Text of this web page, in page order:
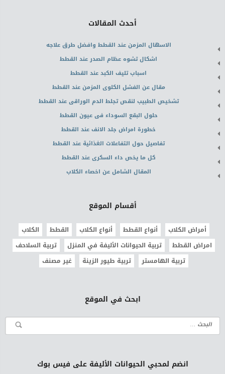
أحدث المقالات
الاسهال المزمن عند القطط وافضل طرق علاجه
اشكال تشوه عظام الصدر عند القطط
اسباب تليف الكبد عند القطط
مقال عن الفشل الكلوى المزمن عند القطط
تشخيص الطبيب لنقص تجلط الدم الوراقى عند القطط
حلول البقع السوداء فى عيون القطط
خطورة امراض جلد الانف عند القطط
تفاصيل حول التفاعلات الغذائية عند القطط
كل ما يخص داء السكرى عند القطط
المقال الشامل عن اخصاء الكلاب
أقسام الموقع
أمراض الكلاب أنواع القطط أنواع الكلاب القطط
الكلاب
امراض القطط
تربية الحيوانات الأليفة في المنزل
تربية السلاحف
تربية الهامستر
تربية طيور الزينة غير مصنف
ابحث في الموقع
انضم لمحبي الحيوانات الأليفة على فيس بوك